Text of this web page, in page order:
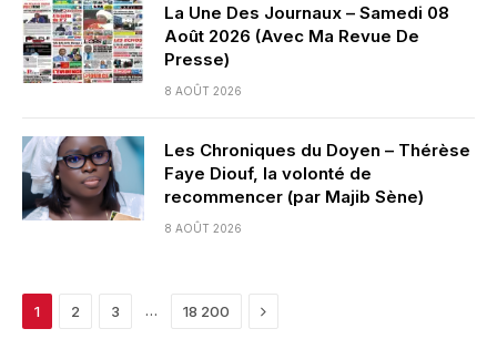
La Une Des Journaux – Samedi 08
Août 2026 (Avec Ma Revue De
Presse)
8 AOÛT 2026
Les Chroniques du Doyen – Thérèse
Faye Diouf, la volonté de
recommencer (par Majib Sène)
8 AOÛT 2026
1 2 3 … 18 200 Next